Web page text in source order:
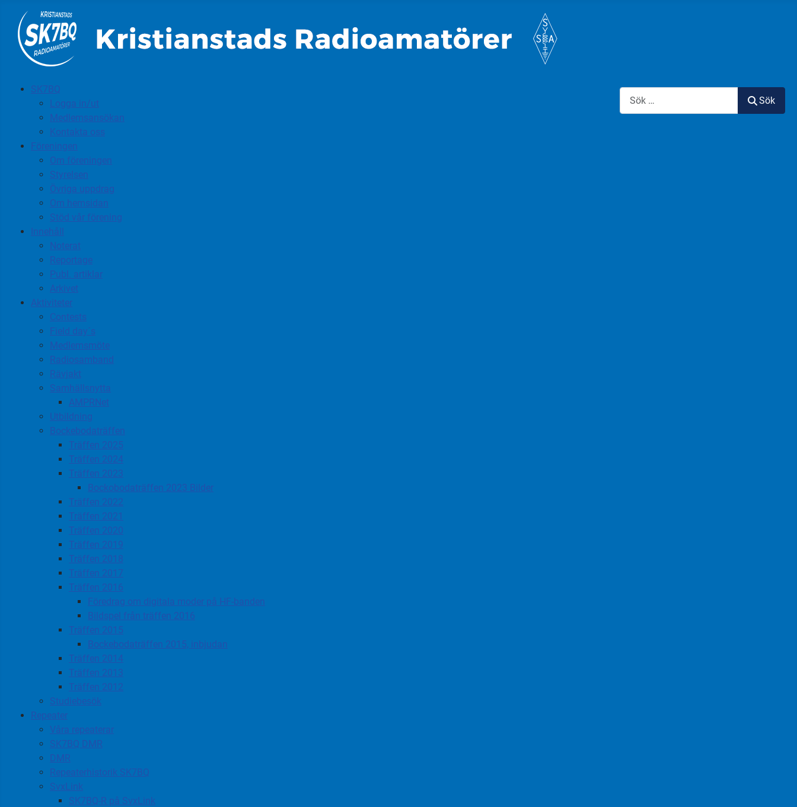
SK7BQ
Logga in/ut
Medlemsansökan
Kontakta oss
Föreningen
Om föreningen
Styrelsen
Övriga uppdrag
Om hemsidan
Stöd vår förening
Innehåll
Noterat
Reportage
Publ. artiklar
Arkivet
Aktiviteter
Contests
Field day´s
Medlemsmöte
Radiosamband
Rävjakt
Samhällsnytta
AMPRNet
Utbildning
Bockebodaträffen
Träffen 2025
Träffen 2024
Träffen 2023
Bockobodaträffen 2023 Bilder
Träffen 2022
Träffen 2021
Träffen 2020
Träffen 2019
Träffen 2018
Träffen 2017
Träffen 2016
Föredrag om digitala moder på HF-banden
Bildspel från träffen 2016
Träffen 2015
Bockebodaträffen 2015, inbjudan
Träffen 2014
Träffen 2013
Träffen 2012
Studiebesök
Repeater
Våra repeaterar
SK7BQ DMR
DMR
Repeaterhistorik SK7BQ
SvxLink
SK7BQ-R på SvxLink
Sök
Sök